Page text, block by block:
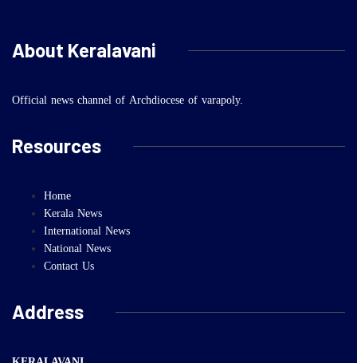
About Keralavani
Official news channel of Archdiocese of varapoly.
Resources
Home
Kerala News
International News
National News
Contact Us
Address